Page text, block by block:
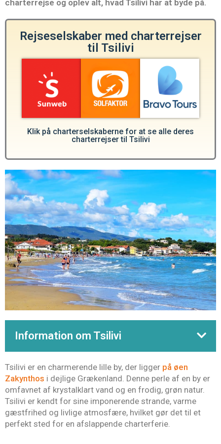
charterrejse og oplev alt, hvad Tsilivi har at byde på.
Rejseselskaber med charterrejser
til Tsilivi
Klik på charterselskaberne for at se alle deres
charterrejser til Tsilivi
Information om Tsilivi
Tsilivi er en charmerende lille by, der ligger på øen
Zakynthos i dejlige Grækenland. Denne perle af en by er
omfavnet af krystalklart vand og en frodig, grøn natur.
Tsilivi er kendt for sine imponerende strande, varme
gæstfrihed og livlige atmosfære, hvilket gør det til et
perfekt sted for en afslappende charterferie.